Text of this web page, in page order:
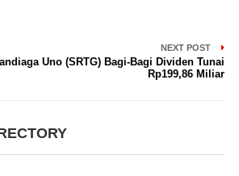
NEXT POST
Uno (SRTG) Bagi-Bagi Dividen Tunai
Rp199,86 Miliar